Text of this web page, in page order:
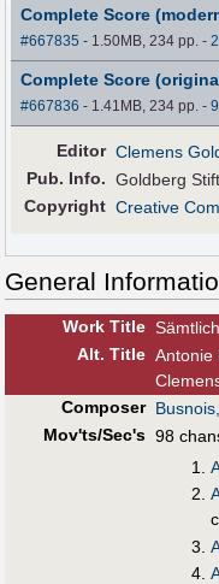
Complete Score
#667835 - 1.50MB, 234 pp.-
Complete Score
#667836 - 1.41MB, 234 pp.-
Editor Clemens
Pub. Info. Goldberg
Copyright Creative
General
Work Title
Alt. Title Antonie
Composer
Mov'ts/Sec's 98